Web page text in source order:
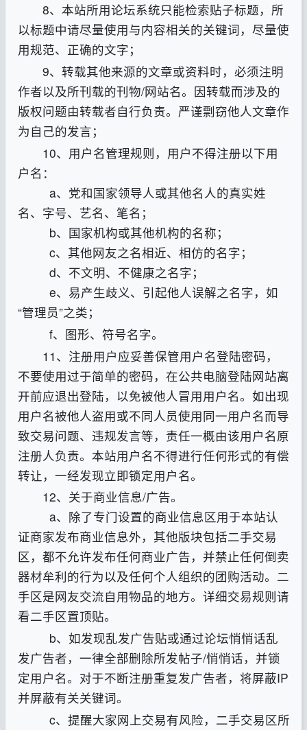
8、本站所用论坛系统只能检索贴子标题，所
以标题中请尽量使用与内容相关的关键词，尽量使
用规范、正确的文字；
9、转载其他来源的文章或资料时，必须注明
作者以及所刊载的刊物/网站名。因转载而涉及的
版权问题由转载者自行负责。严谨剽窃他人文章作
为自己的发言；
10、用户名管理规则，用户不得注册以下用
户名：
a、党和国家领导人或其他名人的真实姓
名、字号、艺名、笔名；
b、国家机构或其他机构的名称；
c、其他网友之名相近、相仿的名字；
d、不文明、不健康之名字；
e、易产生歧义、引起他人误解之名字，如
“管理员”之类；
f、图形、符号名字。
11、注册用户应妥善保管用户名登陆密码，
不要使用过于简单的密码，在公共电脑登陆网站离
开前应退出登陆，以免被他人冒用用户名。如出现
用户名被他人盗用或不同人员使用同一用户名而导
致交易问题、违规发言等，责任一概由该用户名原
注册人负责。本站用户名不得进行任何形式的有偿
转让，一经发现立即锁定用户名。
12、关于商业信息/广告。
a、除了专门设置的商业信息区用于本站认
证商家发布商业信息外，其他版块包括二手交易
区，都不允许发布任何商业广告，并禁止任何倒卖
器材牟利的行为以及任何个人组织的团购活动。二
手区是网友交流自用物品的地方。详细交易规则请
看二手区置顶贴。
b、 如发现乱发广告贴或通过论坛悄悄话乱
发广告者，一律全部删除所发帖子/悄悄话，并锁
定用户名。对于不断注册重复发广告者，将屏蔽IP
并屏蔽有关关键词。
c、 提醒大家网上交易有风险，二手交易区所